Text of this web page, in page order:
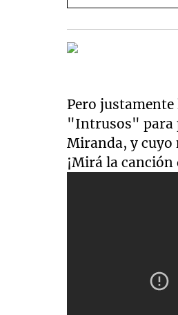
Pero
"Intrusos" para
Miranda, y cuyo
¡Mirá la